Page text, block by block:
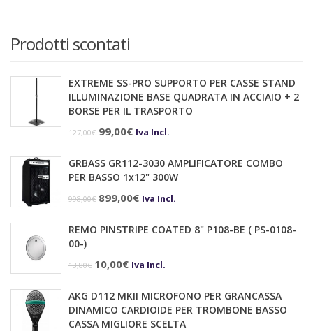
Prodotti scontati
EXTREME SS-PRO SUPPORTO PER CASSE STAND
ILLUMINAZIONE BASE QUADRATA IN ACCIAIO + 2
BORSE PER IL TRASPORTO
127,00€ Il
originale
99,00€Il
attuale
Iva Incl.
GRBASS GR112-3030 AMPLIFICATORE COMBO
PER BASSO 1x12" 300W
998,00€ Il
originale
899,00€Il
attuale
Iva Incl.
REMO PINSTRIPE COATED 8" P108-BE ( PS-0108-
00-)
13,80€ Il
originale
era:
10,00€Il
attuale
è:
Iva Incl.
AKG D112 MKII MICROFONO PER GRANCASSA
DINAMICO CARDIOIDE PER TROMBONE BASSO
CASSA MIGLIORE SCELTA